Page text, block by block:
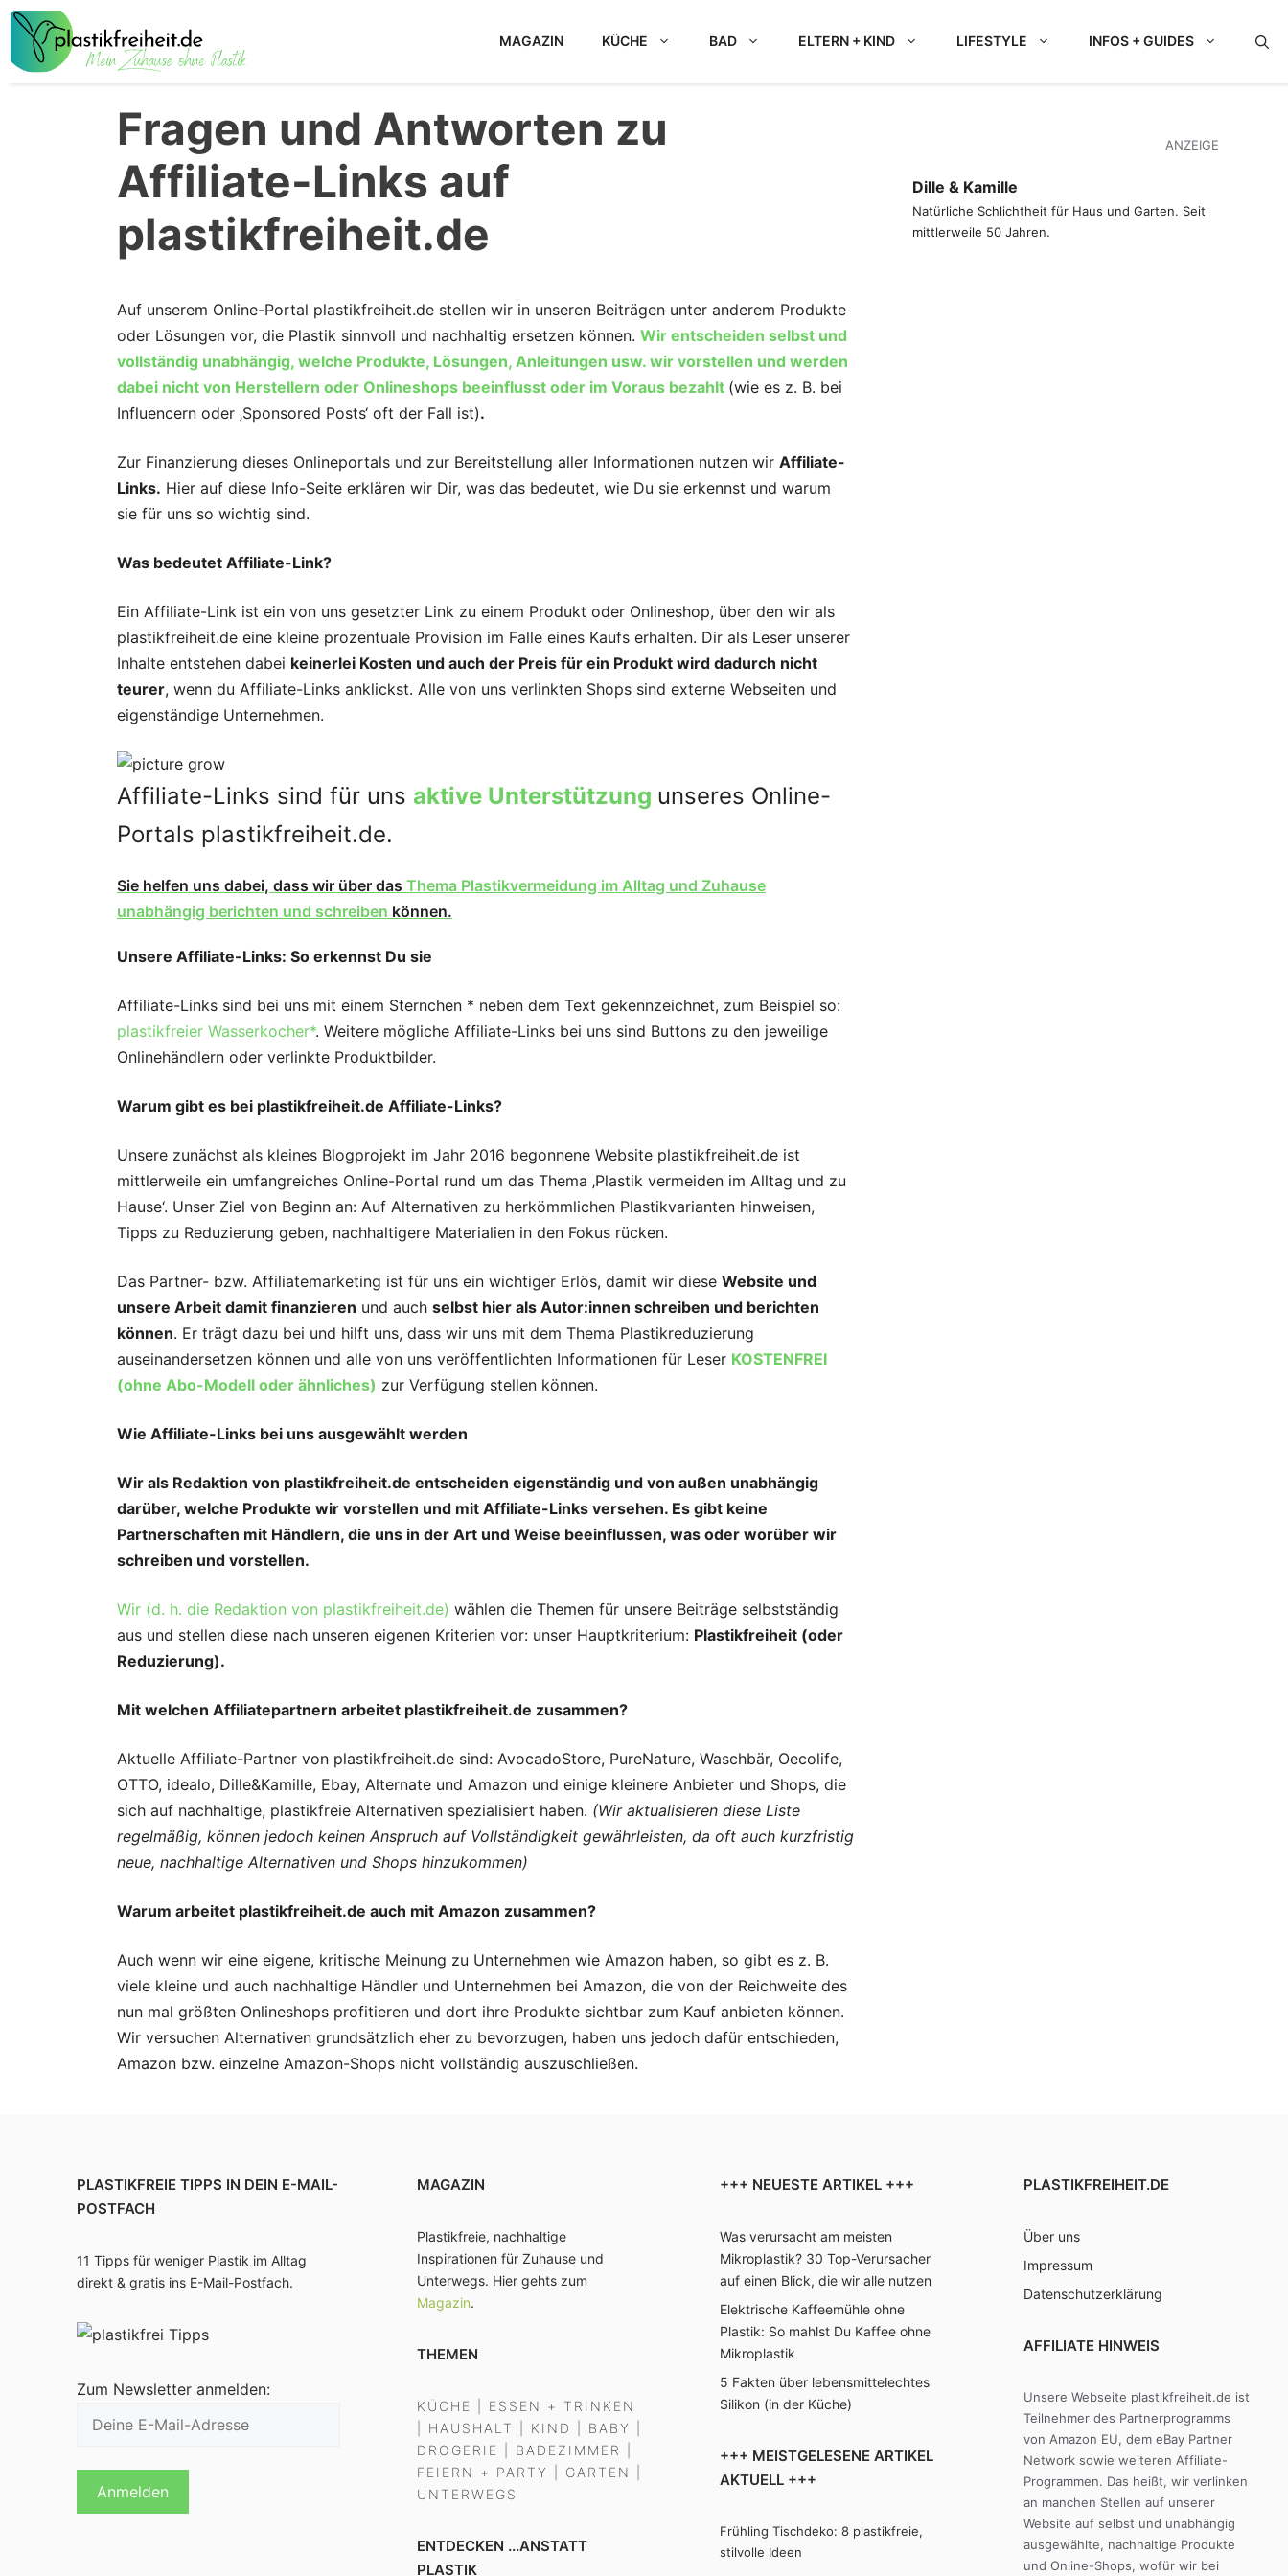
Zum
Inhalt
springen
MAGAZIN KÜCHE BAD ELTERN + KIND LIFESTYLE INFOS + GUIDES
Fragen und Antworten zu
Affiliate-Links auf
plastikfreiheit.de
Auf unserem Online-Portal plastikfreiheit.de stellen wir in unseren Beiträgen unter anderem Produkte
oder Lösungen vor, die Plastik sinnvoll und nachhaltig ersetzen können. Wir entscheiden selbst und
vollständig unabhängig, welche Produkte, Lösungen, Anleitungen usw. wir vorstellen und werden
dabei nicht von Herstellern oder Onlineshops beeinflusst oder im Voraus bezahlt (wie es z. B. bei
Influencern oder ‚Sponsored Posts‘ oft der Fall ist).
Zur Finanzierung dieses Onlineportals und zur Bereitstellung aller Informationen nutzen wir Affiliate-
Links. Hier auf diese Info-Seite erklären wir Dir, was das bedeutet, wie Du sie erkennst und warum
sie für uns so wichtig sind.
Was bedeutet Affiliate-Link?
Ein Affiliate-Link ist ein von uns gesetzter Link zu einem Produkt oder Onlineshop, über den wir als
plastikfreiheit.de eine kleine prozentuale Provision im Falle eines Kaufs erhalten. Dir als Leser unserer
Inhalte entstehen dabei keinerlei Kosten und auch der Preis für ein Produkt wird dadurch nicht
teurer, wenn du Affiliate-Links anklickst. Alle von uns verlinkten Shops sind externe Webseiten und
eigenständige Unternehmen.
Affiliate-Links sind für uns aktive Unterstützung unseres Online-
Portals plastikfreiheit.de.
Sie helfen uns dabei, dass wir über das Thema Plastikvermeidung im Alltag und Zuhause
unabhängig berichten und schreiben können.
Unsere Affiliate-Links: So erkennst Du sie
Affiliate-Links sind bei uns mit einem Sternchen * neben dem Text gekennzeichnet, zum Beispiel so:
plastikfreier Wasserkocher*. Weitere mögliche Affiliate-Links bei uns sind Buttons zu den jeweilige
Onlinehändlern oder verlinkte Produktbilder.
Warum gibt es bei plastikfreiheit.de Affiliate-Links?
Unsere zunächst als kleines Blogprojekt im Jahr 2016 begonnene Website plastikfreiheit.de ist
mittlerweile ein umfangreiches Online-Portal rund um das Thema ‚Plastik vermeiden im Alltag und zu
Hause‘. Unser Ziel von Beginn an: Auf Alternativen zu herkömmlichen Plastikvarianten hinweisen,
Tipps zu Reduzierung geben, nachhaltigere Materialien in den Fokus rücken.
Das Partner- bzw. Affiliatemarketing ist für uns ein wichtiger Erlös, damit wir diese Website und
unsere Arbeit damit finanzieren und auch selbst hier als Autor:innen schreiben und berichten
können. Er trägt dazu bei und hilft uns, dass wir uns mit dem Thema Plastikreduzierung
auseinandersetzen können und alle von uns veröffentlichten Informationen für Leser KOSTENFREI
(ohne Abo-Modell oder ähnliches) zur Verfügung stellen können.
Wie Affiliate-Links bei uns ausgewählt werden
Wir als Redaktion von plastikfreiheit.de entscheiden eigenständig und von außen unabhängig
darüber, welche Produkte wir vorstellen und mit Affiliate-Links versehen. Es gibt keine
Partnerschaften mit Händlern, die uns in der Art und Weise beeinflussen, was oder worüber wir
schreiben und vorstellen.
Wir (d. h. die Redaktion von plastikfreiheit.de) wählen die Themen für unsere Beiträge selbstständig
aus und stellen diese nach unseren eigenen Kriterien vor: unser Hauptkriterium: Plastikfreiheit (oder
Reduzierung).
Mit welchen Affiliatepartnern arbeitet plastikfreiheit.de zusammen?
Aktuelle Affiliate-Partner von plastikfreiheit.de sind: AvocadoStore, PureNature, Waschbär, Oecolife,
OTTO, idealo, Dille&Kamille, Ebay, Alternate und Amazon und einige kleinere Anbieter und Shops, die
sich auf nachhaltige, plastikfreie Alternativen spezialisiert haben. (Wir aktualisieren diese Liste
regelmäßig, können jedoch keinen Anspruch auf Vollständigkeit gewährleisten, da oft auch kurzfristig
neue, nachhaltige Alternativen und Shops hinzukommen)
Warum arbeitet plastikfreiheit.de auch mit Amazon zusammen?
Auch wenn wir eine eigene, kritische Meinung zu Unternehmen wie Amazon haben, so gibt es z. B.
viele kleine und auch nachhaltige Händler und Unternehmen bei Amazon, die von der Reichweite des
nun mal größten Onlineshops profitieren und dort ihre Produkte sichtbar zum Kauf anbieten können.
Wir versuchen Alternativen grundsätzlich eher zu bevorzugen, haben uns jedoch dafür entschieden,
Amazon bzw. einzelne Amazon-Shops nicht vollständig auszuschließen.
ANZEIGE
Dille & Kamille
Natürliche Schlichtheit für Haus und Garten. Seit
mittlerweile 50 Jahren.
PLASTIKFREIE TIPPS IN DEIN E-MAIL-
POSTFACH
11 Tipps für weniger Plastik im Alltag
direkt & gratis ins E-Mail-Postfach.
Zum Newsletter anmelden:
MAGAZIN
Plastikfreie, nachhaltige
Inspirationen für Zuhause und
Unterwegs. Hier gehts zum
Magazin.
THEMEN
KÜCHE
ESSEN + TRINKEN
HAUSHALT KIND BABY
DROGERIE
BADEZIMMER
FEIERN + PARTY
GARTEN
UNTERWEGS
ENTDECKEN ...ANSTATT
PLASTIK
+++ NEUESTE ARTIKEL +++
Was verursacht am meisten
Mikroplastik? 30 Top-Verursacher
auf einen Blick, die wir alle nutzen
Elektrische Kaffeemühle ohne
Plastik: So mahlst Du Kaffee ohne
Mikroplastik
5 Fakten über lebensmittelechtes
Silikon (in der Küche)
+++ MEISTGELESENE ARTIKEL
AKTUELL +++
Frühling Tischdeko: 8 plastikfreie,
stilvolle Ideen
PLASTIKFREIHEIT.DE
Über uns
Impressum
Datenschutzerklärung
AFFILIATE HINWEIS
Unsere Webseite plastikfreiheit.de ist
Teilnehmer des Partnerprogramms
von Amazon EU, dem eBay Partner
Network sowie weiteren Affiliate-
Programmen. Das heißt, wir verlinken
an manchen Stellen auf unserer
Website auf selbst und unabhängig
ausgewählte, nachhaltige Produkte
und Online-Shops, wofür wir bei